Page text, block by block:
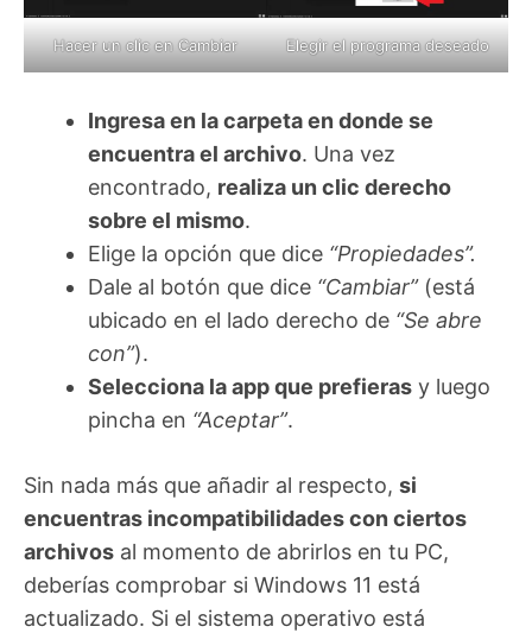
Hacer un clic en Cambiar Elegir el programa deseado
Ingresa en la carpeta en donde se
encuentra el archivo. Una vez
encontrado, realiza un clic derecho
sobre el mismo.
Elige la opción que dice “Propiedades”.
Dale al botón que dice “Cambiar”(está
ubicado en el lado derecho de “Se abre
con”).
Selecciona la app que prefieras y luego
pincha en “Aceptar”.
Sin nada más que añadir al respecto, si
encuentras incompatibilidades con ciertos
archivos al momento de abrirlos en tu PC,
deberías comprobar si Windows 11 está
actualizado. Si el sistema operativo está